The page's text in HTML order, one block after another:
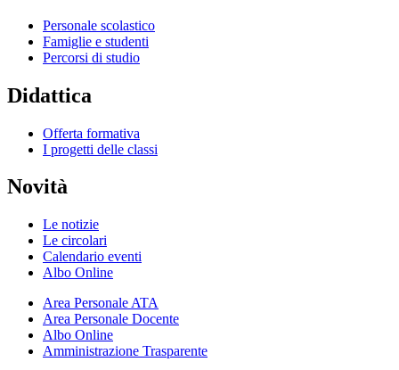
Personale scolastico
Famiglie e studenti
Percorsi di studio
Didattica
Offerta formativa
I progetti delle classi
Novità
Le notizie
Le circolari
Calendario eventi
Albo Online
Area Personale ATA
Area Personale Docente
Albo Online
Amministrazione Trasparente